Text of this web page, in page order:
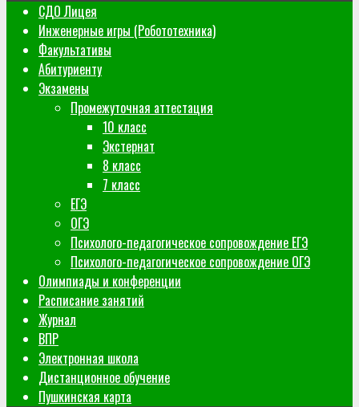
СДО Лицея
Инженерные игры (Робототехника)
Факультативы
Абитуриенту
Экзамены
Промежуточная аттестация
10 класс
Экстернат
8 класс
7 класс
ЕГЭ
ОГЭ
Психолого-педагогическое сопровождение ЕГЭ
Психолого-педагогическое сопровождение ОГЭ
Олимпиады и конференции
Расписание занятий
Журнал
ВПР
Электронная школа
Дистанционное обучение
Пушкинская карта